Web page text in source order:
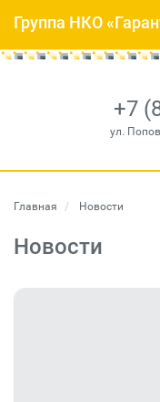
+7
ул.
Группа НКО
Главная Новости
Новости